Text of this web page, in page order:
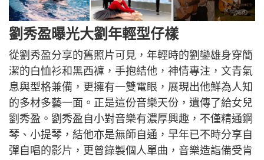
劉秀盈曝光大劉年輕型仔樣
從劉秀盈分享的舊照片可見，年輕時的劉鑾雄身穿簡
潔的白恤衫和黑西褲，手抱結他，神情專注，文青氣
息與型格兼備，更擁有一雙電眼，展現出他鮮為人知
的多材多藝一面。正是這份音樂天份，遺傳了給女兒
劉秀盈。劉秀盈自小對音樂有濃厚興趣，不僅精通鋼
琴、小提琴，結他亦是無師自通，早年已不時分享自
彈自唱的影片，更曾錄製個人單曲，音樂造詣備受肯